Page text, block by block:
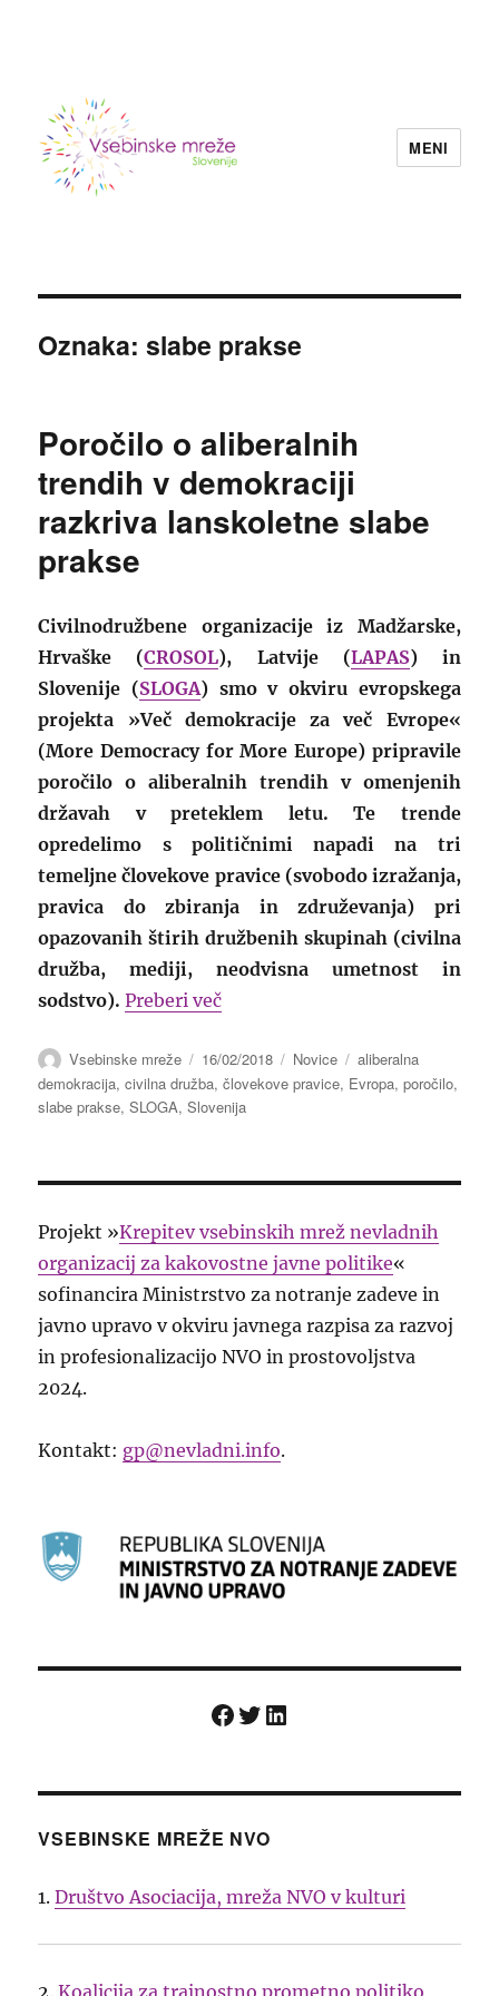
organizacij Slovenije
MENI
Oznaka:slabe prakse
Poročilo o aliberalnih
trendih v demokraciji
razkriva lanskoletne slabe
prakse
Civilnodružbene organizacije iz Madžarske,
Hrvaške (CROSOL), Latvije (LAPAS) in
Slovenije (SLOGA) smo v okviru evropskega
projekta »Več demokracije za več Evrope«
(More Democracy for More Europe) pripravile
poročilo o aliberalnih trendih v omenjenih
državah v preteklem letu. Te trende
opredelimo s političnimi napadi na tri
temeljne človekove pravice (svobodo izražanja,
pravica do zbiranja in združevanja) pri
opazovanih štirih družbenih skupinah (civilna
družba, mediji, neodvisna umetnost in
sodstvo). Preberi več“Poročilo o aliberalnih trendih
Avtor
Vsebinske mreže
Objavljeno
dne
16/02/2018 Kategorije
Novice Oznake
aliberalna
demokracija,civilna družba,človekove pravice, Evropa,poročilo,
slabe prakse,SLOGA,Slovenija
Projekt »Krepitev vsebinskih mrež nevladnih
organizacij za kakovostne javne politike«
sofinancira Ministrstvo za notranje zadeve in
javno upravo v okviru javnega razpisa za razvoj
in profesionalizacijo NVO in prostovoljstva
2024.
Kontakt: gp@nevladni.info.
Facebook
Twitter
LinkedIn
VSEBINSKE MREŽE NVO
1.Društvo Asociacija, mreža NVO v kulturi